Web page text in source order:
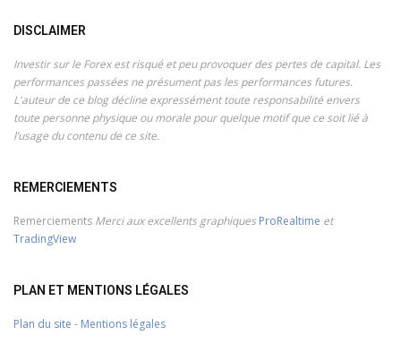
DISCLAIMER
Investir sur le Forex est risqué et peu provoquer des pertes de capital. Les
performances passées ne présument pas les performances futures.
L'auteur de ce blog décline expressément toute responsabilité envers
toute personne physique ou morale pour quelque motif que ce soit lié à
l’usage du contenu de ce site.
REMERCIEMENTS
Remerciements Merci aux excellents graphiques ProRealtime et
TradingView
PLAN ET MENTIONS LÉGALES
Plan du site - Mentions légales